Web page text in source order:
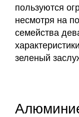
пользуются
несмотря на
семейства
зеленый